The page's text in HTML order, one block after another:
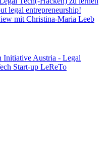
legal entrepreneurship!
mit Christina-Maria Leeb
Initiative Austria - Legal
Start-up LeReTo